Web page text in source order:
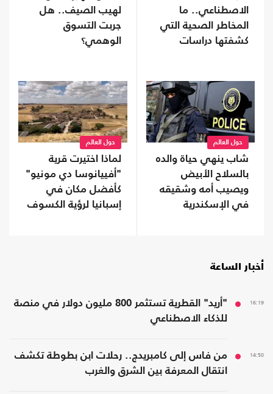
الاصطناعي.. ما
المخاطر الصحية التي
كشفتها دراسات
لهيب الصيف.. هل
جربت التسوق
الوهمي؟
حول العالم
شاب ينهي حياة والده
بالسلاح الأبيض
ويصيب أمه وشقيقه
في الإسكندرية
حول العالم
لماذا اختيرت قرية
"أفييانوسا دي مونيو"
كأفضل مكان في
إسبانيا لرؤية الكسوف
أخبار الساعة
16:19
"أريد" القطرية تستثمر 800 مليون دولار في منصة
للذكاء الاصطناعي
14:50
من فاس إلى كامبريدج.. رحلات ابن بطوطة تكشف
انتقال المعرفة بين الشرق والغرب